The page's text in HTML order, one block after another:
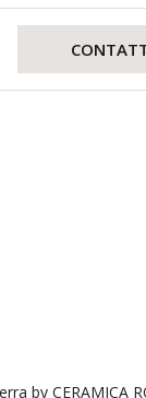
by CERAMICA